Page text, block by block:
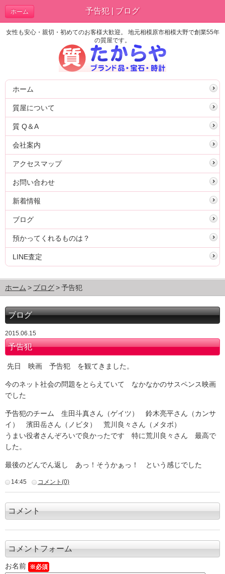
予告犯 | ブログ
ホーム
女性も安心・親切・初めてのお客様大歓迎。 地元相模原市相模大野で創業55年
の質屋です。
ホーム
質屋について
質 Q＆A
会社案内
アクセスマップ
お問い合わせ
新着情報
ブログ
預かってくれるものは？
LINE査定
ホーム ブログ 予告犯
ブログ
2015.06.15
予告犯
先日 映画 予告犯 を観てきました。
今のネット社会の問題をとらえていて なかなかのサスペンス映画
でした
予告犯のチーム 生田斗真さん（ゲイツ） 鈴木亮平さん（カンサ
イ） 濱田岳さん（ノビタ） 荒川良々さん（メタボ）
うまい役者さんぞろいで良かったです 特に荒川良々さん 最高で
した。
最後のどんでん返し あっ！そうかぁっ！ という感じでした
14:45 コメント(0)
コメント
コメントフォーム
お名前 ※必須